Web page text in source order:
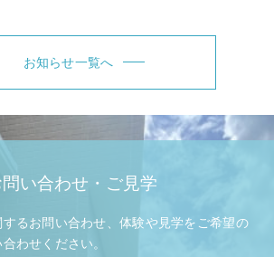
お知らせ一覧へ
問い合わせ・ご見学
るお問い合わせ、体験や見学をご希望の
わせください。